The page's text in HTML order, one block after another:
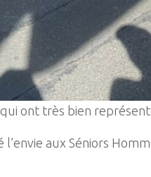
qui ont très bien
l’envie aux Séniors